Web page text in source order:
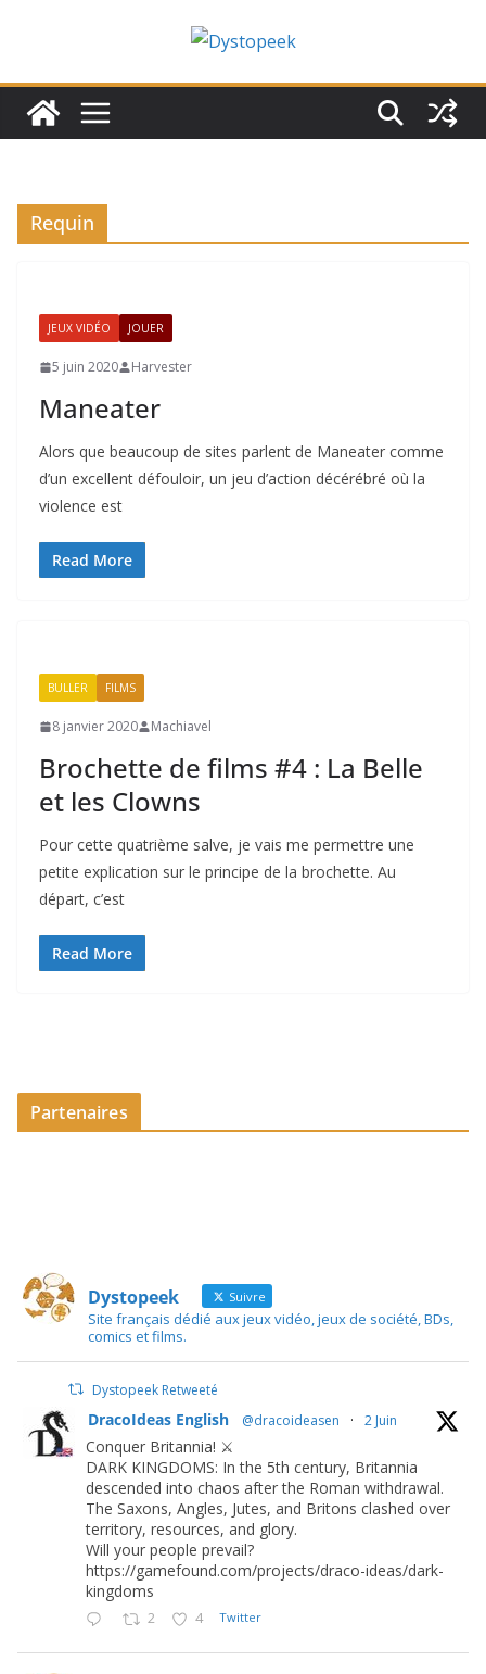
Requin
JEUX VIDÉO JOUER
5 juin 2020 Harvester
Maneater
Alors que beaucoup de sites parlent de Maneater comme
d’un excellent défouloir, un jeu d’action décérébré où la
violence est
Read More
BULLER FILMS
8 janvier 2020 Machiavel
Brochette de films #4 : La Belle
et les Clowns
Pour cette quatrième salve, je vais me permettre une
petite explication sur le principe de la brochette. Au
départ, c’est
Read More
Partenaires
Dystopeek Suivre
Site français dédié aux jeux vidéo, jeux de société, BDs,
comics et films.
Dystopeek Retweeté
DracoIdeas English @dracoideasen · 2 Juin
Conquer Britannia! ⚔️
DARK KINGDOMS: In the 5th century, Britannia
descended into chaos after the Roman withdrawal.
The Saxons, Angles, Jutes, and Britons clashed over
territory, resources, and glory.
Will your people prevail?
https://gamefound.com/projects/draco-ideas/dark-
kingdoms
2 4 Twitter